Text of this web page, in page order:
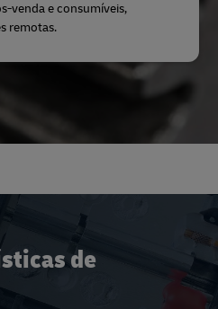
venda e consumíveis,
remotas.
de